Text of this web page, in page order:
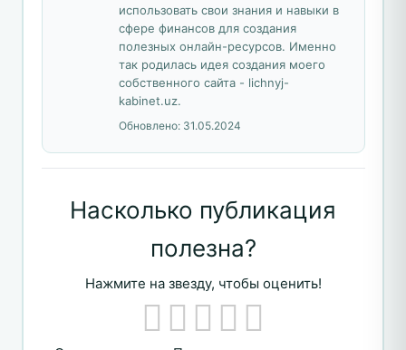
использовать свои знания и навыки в
сфере финансов для создания
полезных онлайн-ресурсов. Именно
так родилась идея создания моего
собственного сайта - lichnyj-
kabinet.uz.
Обновлено: 31.05.2024
Насколько публикация
полезна?
Нажмите на звезду, чтобы оценить!